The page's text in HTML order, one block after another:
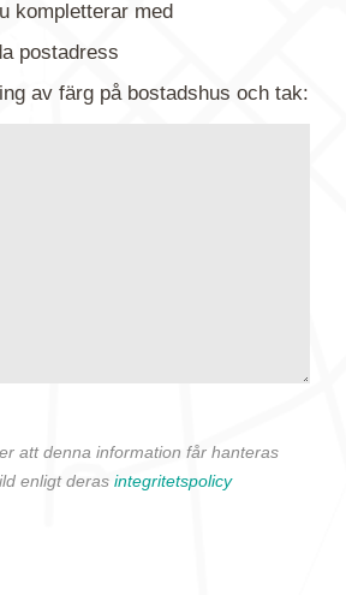
bifoga bilden. Skicka sedan
vi kan, givetvis utan
kompletterar med
postadress
av färg på bostadshus och tak:
att denna information får hanteras
enligt deras integritetspolicy